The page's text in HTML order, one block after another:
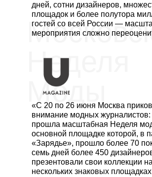
Неделя
Моды
дней, сотни дизайнеров,
площадок и более полутора
гостей со всей России —
мероприятия сложно
«С 20 по 26 июня Москва
внимание модных журналистов:
прошла масштабная Неделя
основной площадке которой, в
«Зарядье», прошло более 70
семь дней более 450
презентовали свои коллекции на
нескольких знаковых